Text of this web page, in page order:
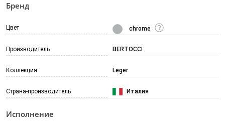
Бренд
Цвет chrome
Производитель BERTOCCI
Коллекция Leger
Страна-производитель Италия
Исполнение